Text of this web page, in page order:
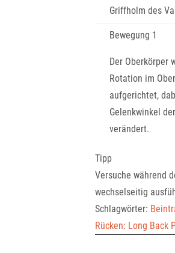
Griffholm des
Bewegung 1
Der Oberkörper
Rotation im
aufgerichtet,
Gelenkwinkel
verändert.
Tipp
Versuche während
wechselseitig
Schlagwörter:
Rücken: Long Back